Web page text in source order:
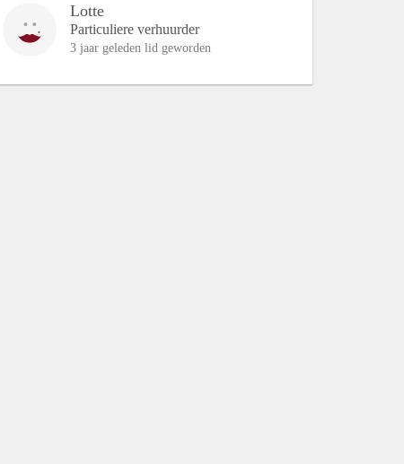
Lotte
Particuliere verhuurder
3 jaar geleden lid geworden